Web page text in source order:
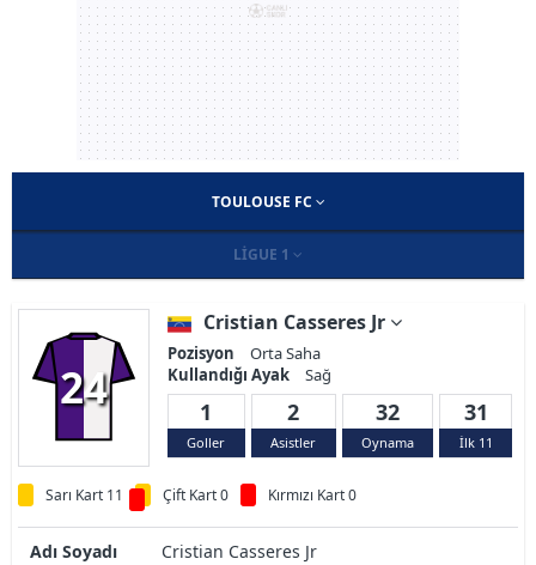
TOULOUSE FC
LIGUE 1
24
Cristian Casseres Jr
Pozisyon
Orta Saha
Kullandığı Ayak
Sağ
1
Goller
2
Asistler
32
Oynama
31
İlk 11
Sarı Kart 11 Çift Kart 0 Kırmızı Kart 0
Adı Soyadı Cristian Casseres Jr